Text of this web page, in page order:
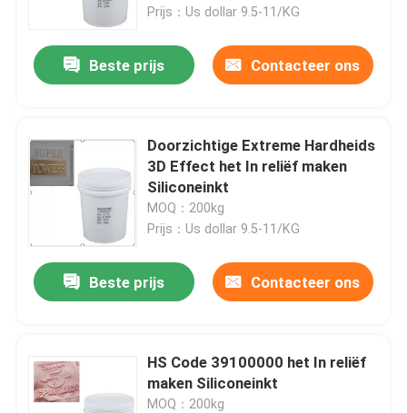
Prijs：Us dollar 9.5-11/KG
Beste prijs Contacteer ons
Doorzichtige Extreme Hardheids
3D Effect het In reliëf maken
Siliconeinkt
MOQ：200kg
Prijs：Us dollar 9.5-11/KG
Beste prijs Contacteer ons
HS Code 39100000 het In reliëf
maken Siliconeinkt
MOQ：200kg